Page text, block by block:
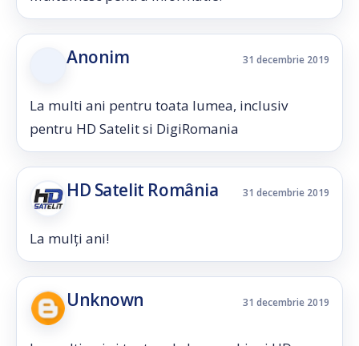
Anonim 31 decembrie 2019
La multi ani pentru toata lumea, inclusiv
pentru HD Satelit si DigiRomania
HD Satelit România 31 decembrie 2019
La mulți ani!
Unknown 31 decembrie 2019